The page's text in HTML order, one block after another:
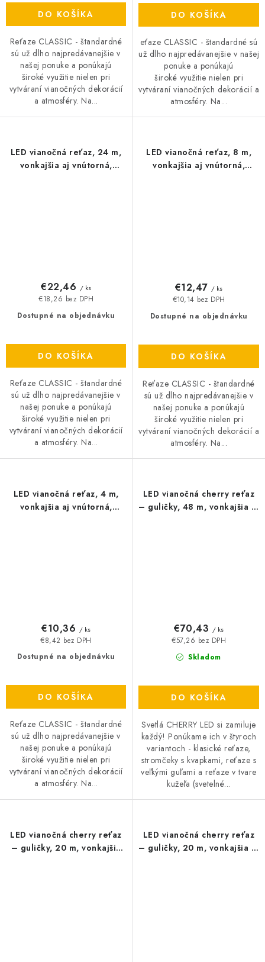
DO KOŠÍKA
Reťaze CLASSIC - štandardné
sú už dlho najpredávanejšie v
našej ponuke a ponúkajú
široké využitie nielen pri
vytváraní vianočných dekorácií
a atmosféry. Na...
DO KOŠÍKA
eťaze CLASSIC - štandardné sú
už dlho najpredávanejšie v našej
ponuke a ponúkajú
široké využitie nielen pri
vytváraní vianočných dekorácií a
atmosféry. Na...
LED vianočná reťaz, 24 m,
vonkajšia aj vnútorná,
Dostupné na objednávku
€18,26 bez DPH
€22,46 / ks
DO KOŠÍKA
Reťaze CLASSIC - štandardné
sú už dlho najpredávanejšie v
našej ponuke a ponúkajú
široké využitie nielen pri
vytváraní vianočných dekorácií
a atmosféry. Na...
LED vianočná reťaz, 8 m,
vonkajšia aj vnútorná,
Dostupné na objednávku
€10,14 bez DPH
€12,47 / ks
DO KOŠÍKA
Reťaze CLASSIC - štandardné
sú už dlho najpredávanejšie v
našej ponuke a ponúkajú
široké využitie nielen pri
vytváraní vianočných dekorácií a
atmosféry. Na...
LED vianočná reťaz, 4 m,
vonkajšia aj vnútorná,
Dostupné na objednávku
€8,42 bez DPH
€10,36 / ks
DO KOŠÍKA
Reťaze CLASSIC - štandardné
sú už dlho najpredávanejšie v
našej ponuke a ponúkajú
široké využitie nielen pri
vytváraní vianočných dekorácií
a atmosféry. Na...
LED vianočná cherry reťaz
– guličky, 48 m, vonkajšia aj
Skladom
€57,26 bez DPH
€70,43 / ks
DO KOŠÍKA
Svetlá CHERRY LED si zamiluje
každý! Ponúkame ich v štyroch
variantoch - klasické reťaze,
stromčeky s kvapkami, reťaze s
veľkými guľami a reťaze v tvare
kužeľa (svetelné...
LED vianočná cherry reťaz
– guličky, 20 m, vonkajšia
LED vianočná cherry reťaz
– guličky, 20 m, vonkajšia aj